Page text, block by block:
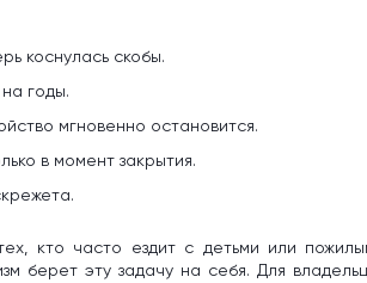
коснулась скобы.
годы.
мгновенно остановится.
в момент закрытия.
кто часто ездит с детьми или
берет эту задачу на себя. Для